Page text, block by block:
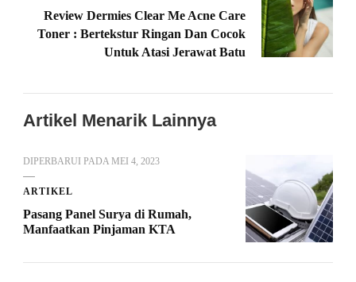
Review Dermies Clear Me Acne Care
Toner : Bertekstur Ringan Dan Cocok
Untuk Atasi Jerawat Batu
Artikel Menarik Lainnya
DIPERBARUI PADA MEI 4, 2023
ARTIKEL
Pasang Panel Surya di Rumah,
Manfaatkan Pinjaman KTA